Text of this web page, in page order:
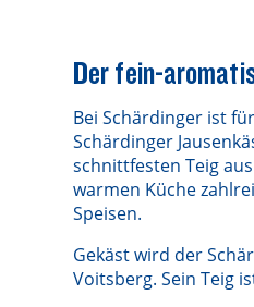
Der fein-
Bei Schärdinger ist
Schärdinger
schnittfesten Teig
warmen Küche
Speisen.
Gekäst wird der
Voitsberg. Sein Teig